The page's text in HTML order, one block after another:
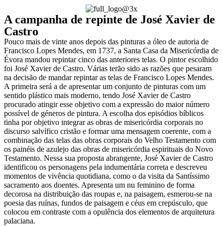
A campanha de repinte de José Xavier de
Castro
Pouco mais de vinte anos depois das pinturas a óleo de autoria de
Francisco Lopes Mendes, em 1737, a Santa Casa da Misericórdia de
Évora mandou repintar cinco das anteriores telas. O pintor escolhido
foi José Xavier de Castro. Várias terão sido as razões que pesaram
na decisão de mandar repintar as telas de Francisco Lopes Mendes.
A primeira será a de apresentar um conjunto de pinturas com um
sentido plástico mais moderno, tendo José Xavier de Castro
procurado atingir esse objetivo com a expressão do maior número
possível de géneros de pintura. A escolha dos episódios bíblicos
tinha por objetivo integrar as obras de misericórdia corporais no
discurso salvífico cristão e formar uma mensagem coerente, com a
combinação das telas das obras corporais do Velho Testamento com
os painéis de azulejo das obras de misericórdia espirituais do Novo
Testamento. Nessa sua proposta abrangente, José Xavier de Castro
identificou os personagens pela indumentária correta e descreveu
momentos de vivência quotidiana, como o da visita da Santíssimo
sacramento aos doentes. Apresenta um nu feminino de forma
decorosa na distribuição das roupas e, na paisagem, esmerou-se na
poesia das ruínas, fundos de paisagem e céus em crepúsculo, que
colocou em contraste com a opulência dos elementos de arquitetura
palaciana.